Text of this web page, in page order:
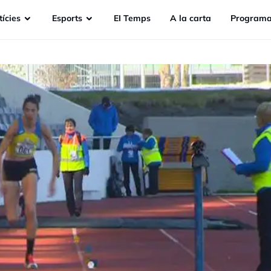
Esports EI Temps A la carta